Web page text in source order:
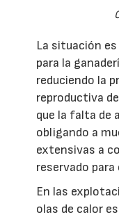
La situación
para la
reduciendo la
reproductiva
que la falta de
obligando a
extensivas a
reservado para
En las
olas de calor